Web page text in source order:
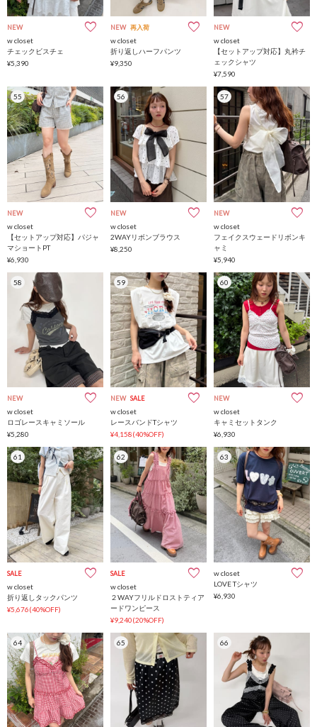
NEW
w closet
チェックビスチェ
¥5,390
NEW 再入荷
w closet
折り返しハーフパンツ
¥9,350
NEW
w closet
【セットアップ対応】丸衿チ
ェックシャツ
¥7,590
55
NEW
w closet
【セットアップ対応】パジャ
マショートPT
¥6,930
56
NEW
w closet
2WAYリボンブラウス
¥8,250
57
NEW
w closet
フェイクスウェードリボンキ
ャミ
¥5,940
58
NEW
w closet
ロゴレースキャミソール
¥5,280
59
NEW SALE
w closet
レースバンドTシャツ
¥4,158(40%OFF)
60
NEW
w closet
キャミセットタンク
¥6,930
61
SALE
w closet
折り返しタックパンツ
¥5,676(40%OFF)
62
SALE
w closet
２WAYフリルドロストティア
ードワンピース
¥9,240(20%OFF)
63
w closet
LOVE Tシャツ
¥6,930
64 65 66